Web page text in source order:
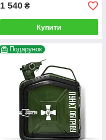
1 540 ₴
Купити
Подарунок